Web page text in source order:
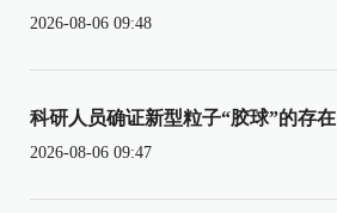
2026-08-06 09:48
科研人员确证新型粒子“胶球”的存在
2026-08-06 09:47